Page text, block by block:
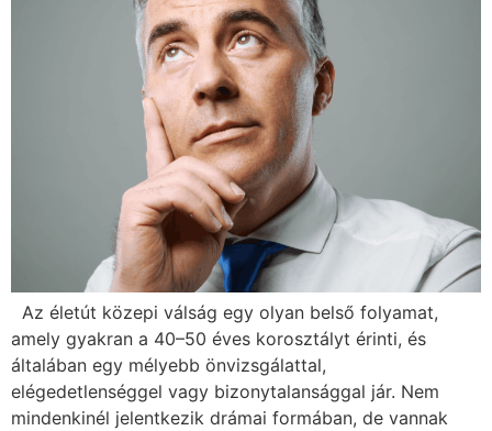
Az életút közepi válság egy olyan belső folyamat,
amely gyakran a 40–50 éves korosztályt érinti, és
általában egy mélyebb önvizsgálattal,
elégedetlenséggel vagy bizonytalansággal jár. Nem
mindenkinél jelentkezik drámai formában, de vannak